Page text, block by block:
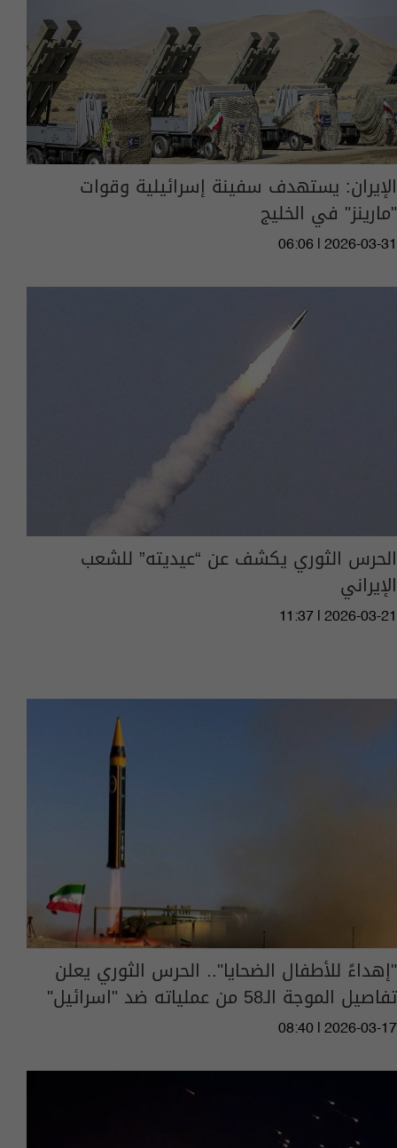
الإيران: يستهدف سفينة إسرائيلية وقوات
"مارينز" في الخليج
06:06 | 2026-03-31
الحرس الثوري يكشف عن “عيديته” للشعب
الإيراني
11:37 | 2026-03-21
"إهداءً للأطفال الضحايا".. الحرس الثوري يعلن
تفاصيل الموجة الـ58 من عملياته ضد "اسرائيل"
08:40 | 2026-03-17